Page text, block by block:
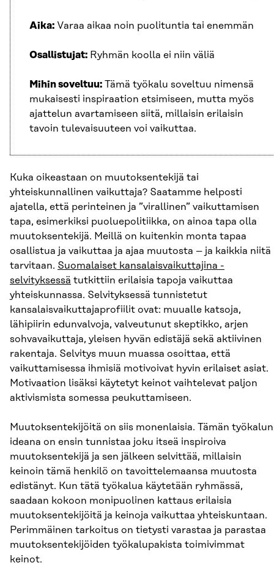
Aika: Varaa aikaa noin puolituntia tai enemmän
Osallistujat: Ryhmän koolla ei niin väliä
Mihin soveltuu: Tämä työkalu soveltuu nimensä
mukaisesti inspiraation etsimiseen, mutta myös
ajattelun avartamiseen siitä, millaisin erilaisin
tavoin tulevaisuuteen voi vaikuttaa.
Kuka oikeastaan on muutoksentekijä tai
yhteiskunnallinen vaikuttaja? Saatamme helposti
ajatella, että perinteinen ja ”virallinen” vaikuttamisen
tapa, esimerkiksi puoluepolitiikka, on ainoa tapa olla
muutoksentekijä. Meillä on kuitenkin monta tapaa
osallistua ja vaikuttaa ja ajaa muutosta – ja kaikkia niitä
tarvitaan. Suomalaiset kansalaisvaikuttajina -
selvityksessä tutkittiin erilaisia tapoja vaikuttaa
yhteiskunnassa. Selvityksessä tunnistetut
kansalaisvaikuttajaprofiilit ovat: muualle katsoja,
lähipiirin edunvalvoja, valveutunut skeptikko, arjen
sohvavaikuttaja, yleisen hyvän edistäjä sekä aktiivinen
rakentaja. Selvitys muun muassa osoittaa, että
vaikuttamisessa ihmisiä motivoivat hyvin erilaiset asiat.
Motivaation lisäksi käytetyt keinot vaihtelevat paljon
aktivismista somessa peukuttamiseen.
Muutoksentekijöitä on siis monenlaisia. Tämän työkalun
ideana on ensin tunnistaa joku itseä inspiroiva
muutoksentekijä ja sen jälkeen selvittää, millaisin
keinoin tämä henkilö on tavoittelemaansa muutosta
edistänyt. Kun tätä työkalua käytetään ryhmässä,
saadaan kokoon monipuolinen kattaus erilaisia
muutoksentekijöitä ja keinoja vaikuttaa yhteiskuntaan.
Perimmäinen tarkoitus on tietysti varastaa ja parastaa
muutoksentekijöiden työkalupakista toimivimmat
keinot.